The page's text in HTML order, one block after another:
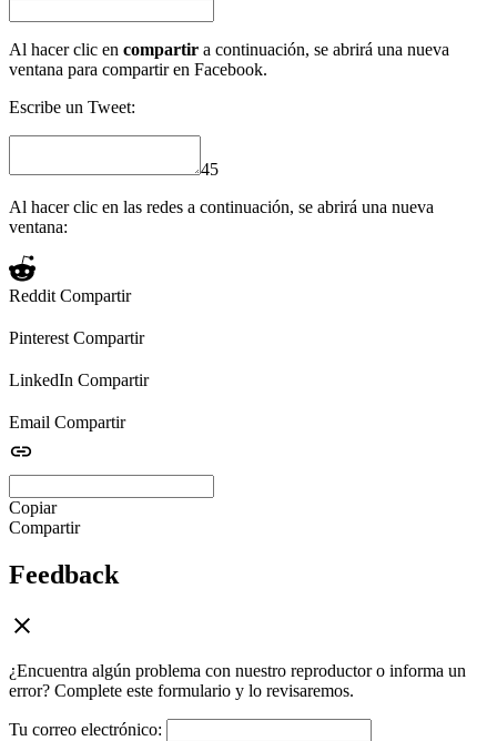
Al hacer clic en compartir a continuación, se abrirá una nueva
ventana para compartir en Facebook.
Escribe un Tweet:
45
Al hacer clic en las redes a continuación, se abrirá una nueva
ventana:
Reddit Compartir
Pinterest Compartir
LinkedIn Compartir
Email Compartir
Copiar
Compartir
Feedback
¿Encuentra algún problema con nuestro reproductor o informa un
error? Complete este formulario y lo revisaremos.
Tu correo electrónico: